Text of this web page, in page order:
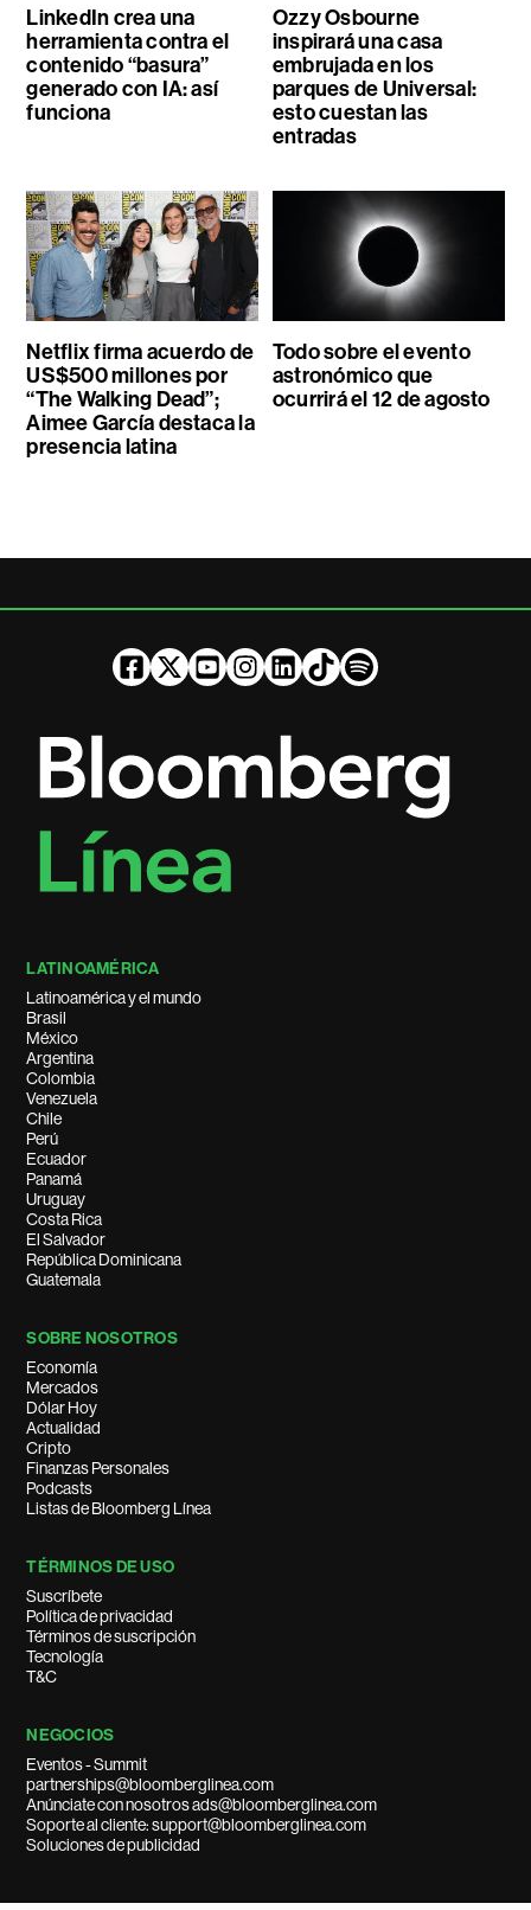
LinkedIn crea una
herramienta contra el
contenido “basura”
generado con IA: así
funciona
Ozzy Osbourne
inspirará una casa
embrujada en los
parques de Universal:
esto cuestan las
entradas
Netflix firma acuerdo de
US$500 millones por
“The Walking Dead”;
Aimee García destaca la
presencia latina
Todo sobre el evento
astronómico que
ocurrirá el 12 de agosto
LATINOAMÉRICA
Latinoamérica y el mundo
Brasil
México
Argentina
Colombia
Venezuela
Chile
Perú
Ecuador
Panamá
Uruguay
Costa Rica
El Salvador
República Dominicana
Guatemala
SOBRE NOSOTROS
Economía
Mercados
Dólar Hoy
Actualidad
Cripto
Finanzas Personales
Podcasts
Listas de Bloomberg Línea
TÉRMINOS DE USO
Suscríbete
Política de privacidad
Términos de suscripción
Tecnología
T&C
NEGOCIOS
Eventos - Summit
partnerships@bloomberglinea.com
Anúnciate con nosotros ads@bloomberglinea.com
Soporte al cliente: support@bloomberglinea.com
Soluciones de publicidad